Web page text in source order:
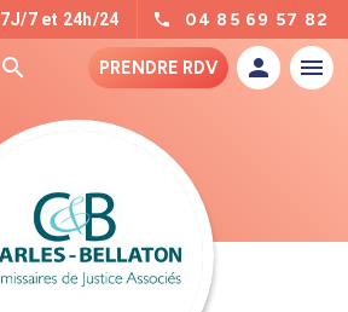
7J/7 et 24h/24 04 85 69 57 82
PRENDRE RDV